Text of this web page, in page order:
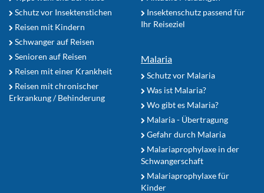
Schutz vor Insektenstichen
Reisen mit Kindern
Schwanger auf Reisen
Senioren auf Reisen
Reisen mit einer Krankheit
Reisen mit chronischer
Erkrankung / Behinderung
Insektenschutz passend für
Ihr Reiseziel
Malaria
Schutz vor Malaria
Was ist Malaria?
Wo gibt es Malaria?
Malaria - Übertragung
Gefahr durch Malaria
Malariaprophylaxe in der
Schwangerschaft
Malariaprophylaxe für
Kinder